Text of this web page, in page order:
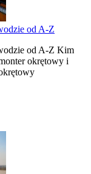
od A-Z
od A-Z Kim
okrętowy i